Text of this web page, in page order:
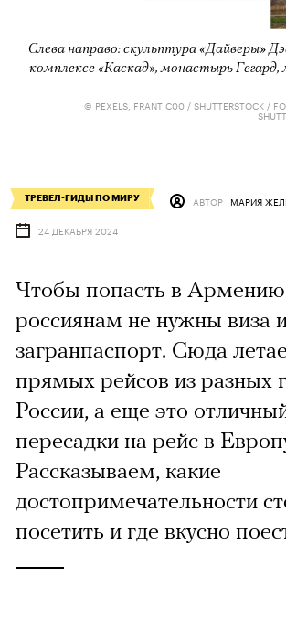
Слева направо: скульптура «Дайверы»
комплексе «Каскад», монастырь
© PEXELS, FRANTIC00 / SHUTTERSTOCK /
ТРЕВЕЛ-ГИДЫ ПО МИРУ АВТОР МАРИЯ
24 ДЕКАБРЯ 2024
Чтобы попасть в
россиянам не нужны виза
загранпаспорт. Сюда
прямых рейсов из разных
России, а еще это
пересадки на рейс в
Рассказываем, какие
достопримечательности
посетить и где вкусно